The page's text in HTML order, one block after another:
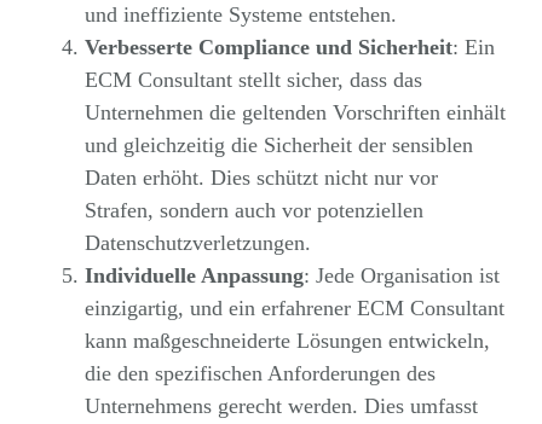
und ineffiziente Systeme entstehen.
Verbesserte Compliance und Sicherheit: Ein
ECM Consultant stellt sicher, dass das
Unternehmen die geltenden Vorschriften einhält
und gleichzeitig die Sicherheit der sensiblen
Daten erhöht. Dies schützt nicht nur vor
Strafen, sondern auch vor potenziellen
Datenschutzverletzungen.
Individuelle Anpassung: Jede Organisation ist
einzigartig, und ein erfahrener ECM Consultant
kann maßgeschneiderte Lösungen entwickeln,
die den spezifischen Anforderungen des
Unternehmens gerecht werden. Dies umfasst